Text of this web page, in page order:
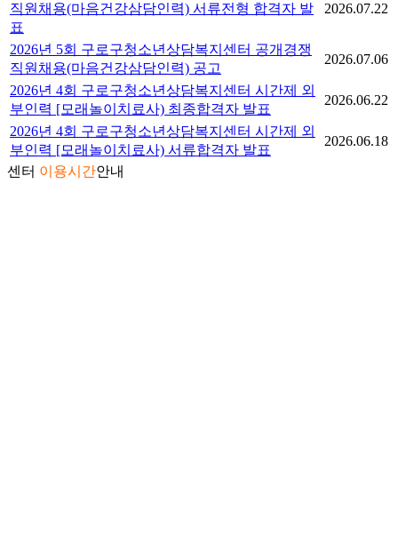
직원채용(마음건강삼담인력) 서류전형 합격자 발
표
2026.07.22
2026년 5회 구로구청소년상담복지센터 공개경쟁
직원채용(마음건강삼담인력) 공고
2026.07.06
2026년 4회 구로구청소년상담복지센터 시간제 외
부인력 [모래놀이치료사) 최종합격자 발표
2026.06.22
2026년 4회 구로구청소년상담복지센터 시간제 외
부인력 [모래놀이치료사) 서류합격자 발표
2026.06.18
센터 이용시간안내